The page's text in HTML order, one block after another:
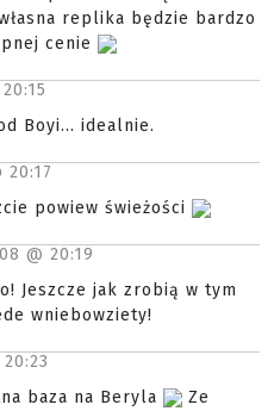
replika będzie bardzo
cenie
20:15
Boyi... idealnie.
20:17
powiew świeżości
@ 20:19
Jeszcze jak zrobią w tym
wniebowziety!
20:23
baza na Beryla
Ze